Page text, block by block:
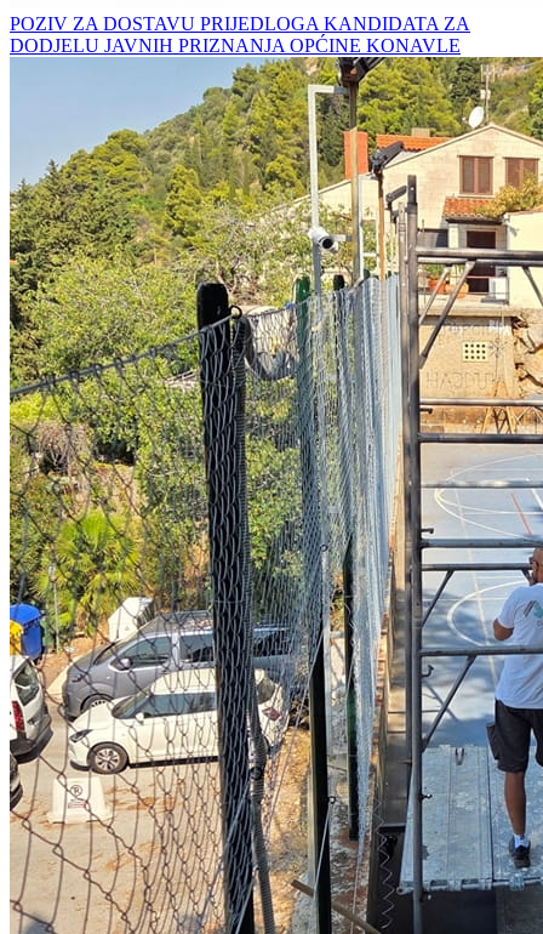
POZIV ZA DOSTAVU PRIJEDLOGA KANDIDATA ZA
DODJELU JAVNIH PRIZNANJA OPĆINE KONAVLE